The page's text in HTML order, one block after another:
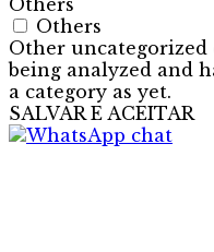
Others
Others
Other uncategorized
being analyzed and
a category as yet.
SALVAR E ACEITAR